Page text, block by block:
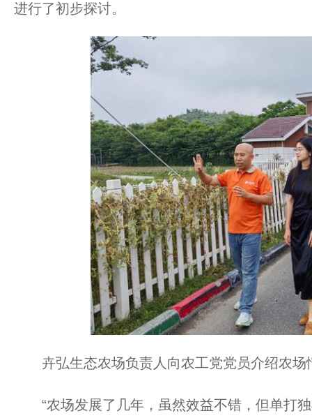
进行了初步探讨。
卉弘生态农场负责人向农工党党员介绍农
“农场发展了几年，虽然效益不错，但单打独